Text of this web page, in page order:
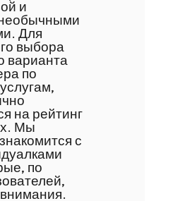
и
Для
выбора
варианта
по
на рейтинг
Мы
с
по